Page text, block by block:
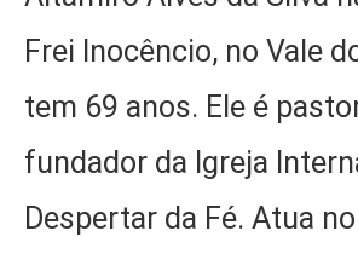
Frei Inocêncio, no Vale
tem 69 anos. Ele é
fundador da Igreja
Despertar da Fé. Atua